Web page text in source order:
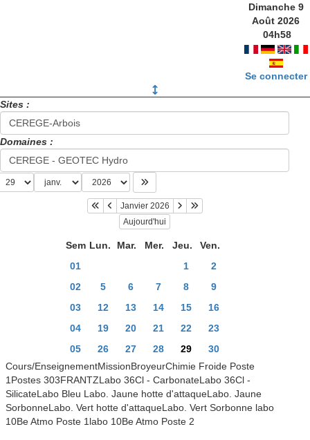
Dimanche 9
Août 2026
04h58
Se connecter
Sites :
Domaines :
Janvier 2026
Aujourd'hui
Sem Lun. Mar. Mer. Jeu.
Ven.
01
1
2
02
5 6 7 8
9
03
12 13 14 15
16
04
19 20 21 22
23
05
26 27 28 29
30
Cours/EnseignementMissionBroyeurChimie Froide Poste
1Postes 303FRANTZLabo 36Cl - CarbonateLabo 36Cl -
SilicateLabo Bleu Labo. Jaune hotte d'attaqueLabo. Jaune
SorbonneLabo. Vert hotte d'attaqueLabo. Vert Sorbonne labo
10Be Atmo Poste 1labo 10Be Atmo Poste 2